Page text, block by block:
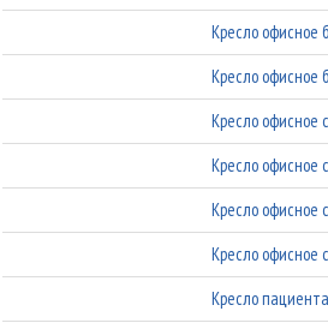
Кресло офисное
Кресло офисное
Кресло офисное
Кресло офисное
Кресло офисное
Кресло офисное
Кресло